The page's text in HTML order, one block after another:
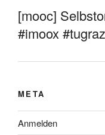
[mooc]
#imoox
META
Anmelden